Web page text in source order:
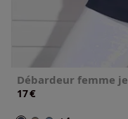
Débardeur femme
17€